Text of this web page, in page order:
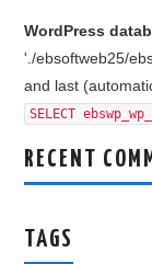
WordPress
'./ebsoftweb25/
and last
SELECT
RECENT
TAGS